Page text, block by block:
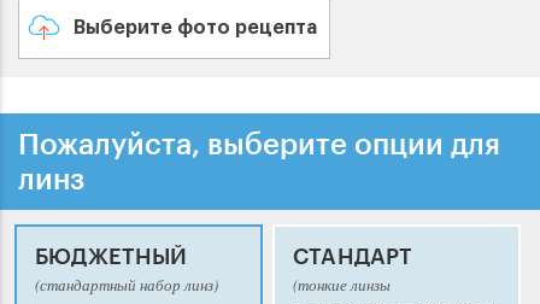
Выберите фото рецепта
Пожалуйста, выберите опции для
линз
БЮДЖЕТНЫЙ
(стандартный набор линз)
СТАНДАРТ
(тонкие линзы